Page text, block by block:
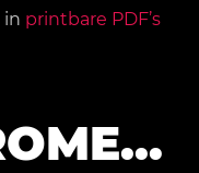
in printbare PDF’s